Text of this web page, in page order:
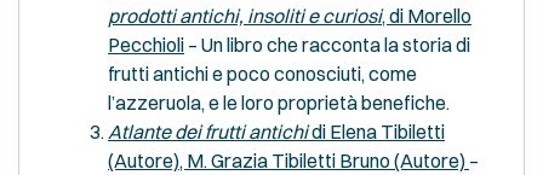
prodotti antichi, insoliti e curiosi, di Morello
Pecchioli – Un libro che racconta la storia di
frutti antichi e poco conosciuti, come
l’azzeruola, e le loro proprietà benefiche.
Atlante dei frutti antichidi Elena Tibiletti
(Autore), M. Grazia Tibiletti Bruno (Autore) –